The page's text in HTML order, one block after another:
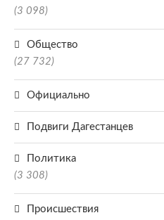
(3 098)
Общество
(27 732)
Официально
Подвиги Дагестанцев
Политика
(3 308)
Происшествия